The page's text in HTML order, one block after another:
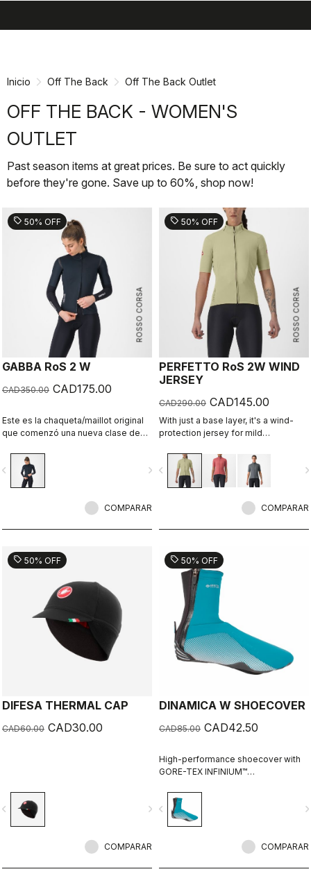
navegación
Inicio Off The Back Off The Back Outlet
OFF THE BACK - WOMEN'S
OUTLET
Past season items at great prices. Be sure to act quickly
before they're gone. Save up to 60%, shop now!
ROSSO CORSA
sell 50% OFF
GABBA RoS 2 W
CAD350.00 CAD175.00
Este es la chaqueta/maillot original
que comenzó una nueva clase de
chaqueta de manga corta resistente
al agua que es igualmente ideal para
condiciones secas. Hecha para ser
brazos Nano Flex, le permite
sobrecalentarse.
navigate_next
COMPARAR
ROSSO CORSA
sell 50% OFF
PERFETTO RoS 2W WIND
JERSEY
CAD290.00 CAD145.00
With just a base layer, it's a wind-
protection jersey for mild
a jersey like a vest with added
protection on your shoulders.
Lightweight, breathable front wind
navigate_before
COMPARAR
sell 50% OFF
DIFESA THERMAL CAP
CAD60.00 CAD30.00
navigate_next
COMPARAR
sell 50% OFF
DINAMICA W SHOECOVER
CAD85.00 CAD42.50
High-performance shoecover with
GORE-TEX INFINIUM™
fabric to keep wind and splashes
out and warmth in. Women's-
specific fit with reflective print for
navigate_before
COMPARAR